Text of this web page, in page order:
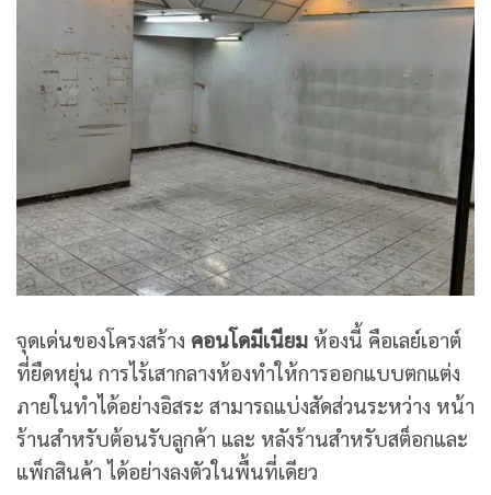
จุดเด่นของโครงสร้าง คอนโดมีเนียม ห้องนี้ คือเลย์เอาต์
ที่ยืดหยุ่น การไร้เสากลางห้องทำให้การออกแบบตกแต่ง
ภายในทำได้อย่างอิสระ สามารถแบ่งสัดส่วนระหว่าง หน้า
ร้านสำหรับต้อนรับลูกค้า และ หลังร้านสำหรับสต็อกและ
แพ็กสินค้า ได้อย่างลงตัวในพื้นที่เดียว